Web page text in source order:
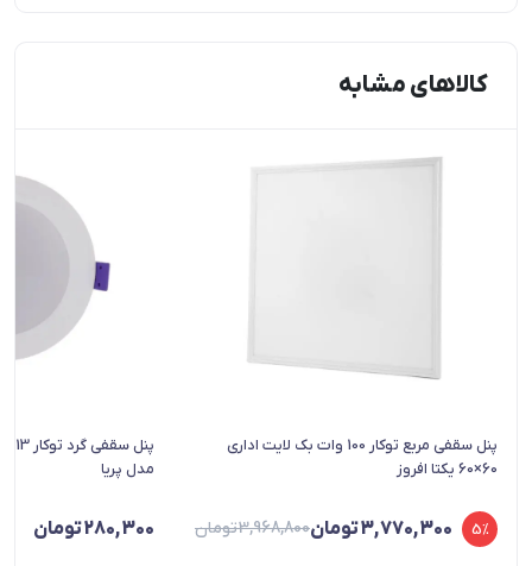
کالاهای مشابه
پنل سقفی مربع توکار 100 وات بک لایت اداری
60×60 یکتا افروز
3,968,800تومان 3,770,300تومان 5%
مدل پریا
280,300تومان